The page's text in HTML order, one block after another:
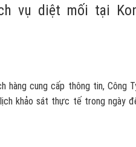
vụ diệt mối tại
hàng cung cấp thông tin, Công
khảo sát thực tế trong ngày